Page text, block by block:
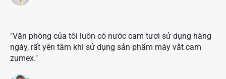
"Văn phòng của tôi luôn có nước cam tươi sử dụng hàng
ngày, rất yên tâm khi sử dụng sản phẩm máy vắt cam
zumex."